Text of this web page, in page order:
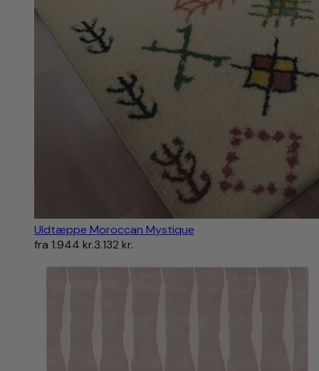
Uldtæppe Moroccan Mystique
fra 1.944 kr.3.132 kr.